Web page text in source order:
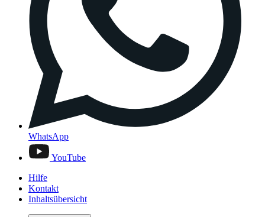
WhatsApp
YouTube
Hilfe
Kontakt
Inhaltsübersicht